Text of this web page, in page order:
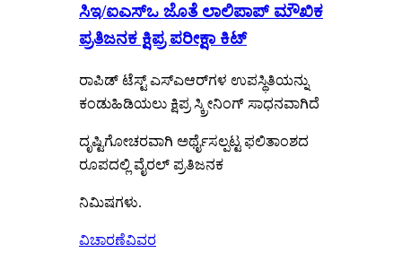
ಸಿಇ/ಐಎಸ್ಒ ಜೊತೆ ಲಾಲಿಪಾಪ್ ಮೌಖಿಕ
ಪ್ರತಿಜನಕ ಕ್ಷಿಪ್ರ ಪರೀಕ್ಷಾ ಕಿಟ್
ರಾಪಿಡ್ ಟೆಸ್ಟ್ ಎಸ್‌ಎಆರ್‌ಗಳ ಉಪಸ್ಥಿತಿಯನ್ನು
ಕಂಡುಹಿಡಿಯಲು ಕ್ಷಿಪ್ರ ಸ್ಕ್ರೀನಿಂಗ್ ಸಾಧನವಾಗಿದೆ
ದೃಷ್ಟಿಗೋಚರವಾಗಿ ಅರ್ಥೈಸಲ್ಪಟ್ಟ ಫಲಿತಾಂಶದ
ರೂಪದಲ್ಲಿ ವೈರಲ್ ಪ್ರತಿಜನಕ
ನಿಮಿಷಗಳು.
ವಿಚಾರಣೆವಿವರ